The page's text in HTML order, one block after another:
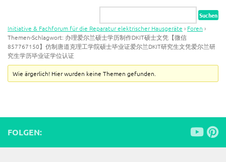
Initiative & Fachforum für die Reparatur elektrischer Hausgeräte › Foren ›
Themen-Schlagwort: 办理爱尔兰硕士学历制作DKIT硕士文凭【微信
857767150】仿制唐道克理工学院硕士毕业证爱尔兰DKIT研究生文凭爱尔兰研
究生学历毕业证学位认证
Wie ärgerlich! Hier wurden keine Themen gefunden.
FOLGEN: